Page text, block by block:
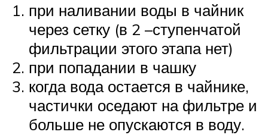
при наливании воды в чайник
через сетку (в 2 –ступенчатой
фильтрации этого этапа нет)
при попадании в чашку
когда вода остается в чайнике,
частички оседают на фильтре и
больше не опускаются в воду.